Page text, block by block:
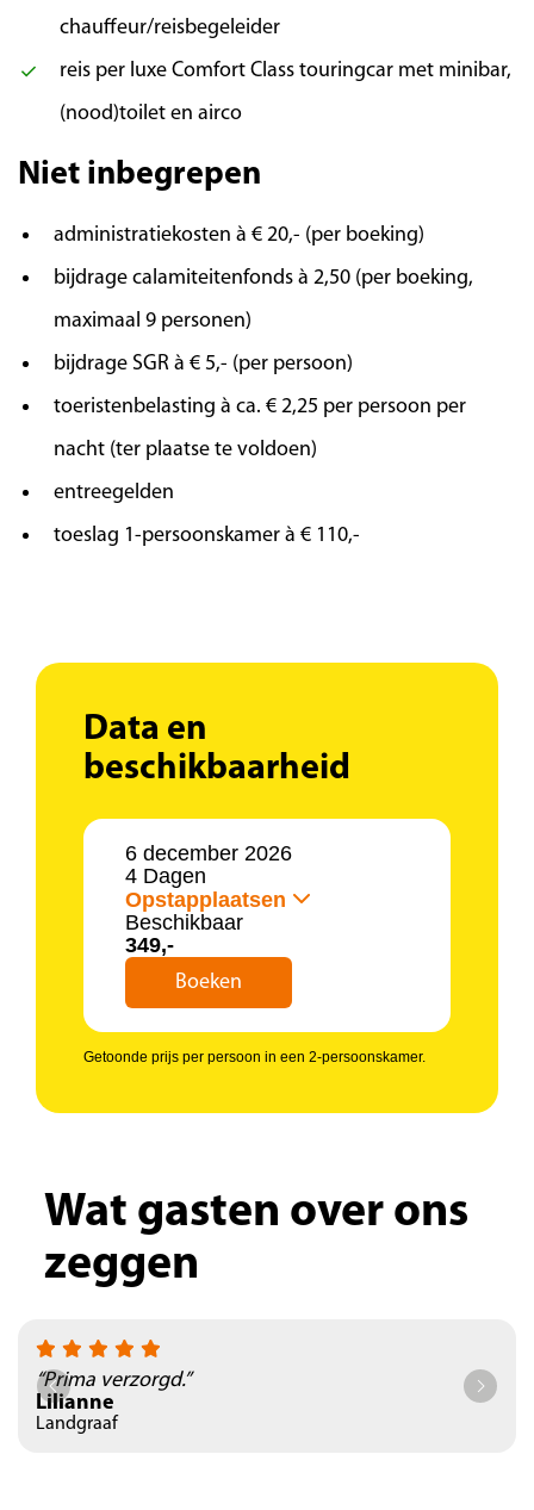
Boheemse ambachtskunst en regionale
lekkernijen. Geniet van de gezellige sfeer in de
chauffeur/reisbegeleider
reis per luxe Comfort Class touringcar met minibar,
(nood)toilet en airco
Niet inbegrepen
administratiekosten à € 20,- (per boeking)
bijdrage calamiteitenfonds à 2,50 (per boeking,
maximaal 9 personen)
bijdrage SGR à € 5,- (per persoon)
toeristenbelasting à ca. € 2,25 per persoon per
nacht (ter plaatse te voldoen)
entreegelden
toeslag 1-persoonskamer à € 110,-
Data en
beschikbaarheid
6 december 2026
4 Dagen
Opstapplaatsen
Beschikbaar
349,-
Boeken
Getoonde prijs per persoon in een 2-persoonskamer.
Wat gasten over ons
zeggen
“Prima verzorgd.”
Lilianne
Landgraaf